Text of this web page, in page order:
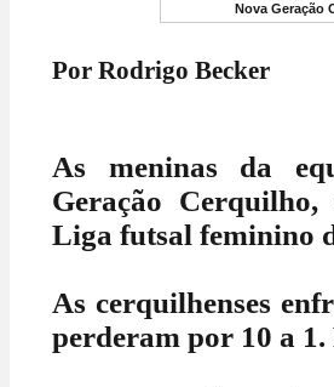
Nova Geração
Por Rodrigo Becker
As meninas da
Geração
Liga futsal feminino
As cerquilhenses
perderam por 10 a